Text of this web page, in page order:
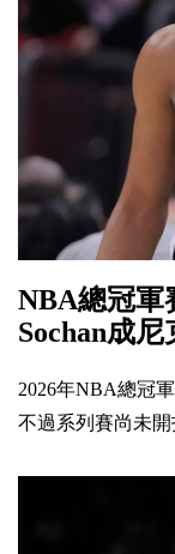
NBA總冠軍
Sochan成
2026年NBA總冠
不過系列賽尚未開